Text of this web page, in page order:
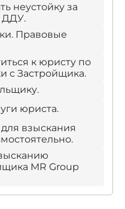
неустойку за
ДДУ.
Правовые
к юристу по
с Застройщика.
юриста.
взыскания
MR Group